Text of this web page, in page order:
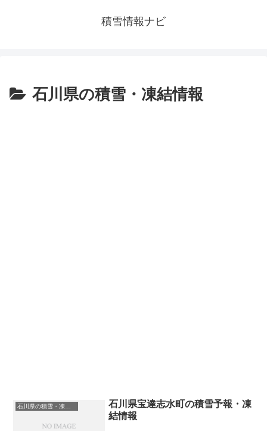
積雪情報ナビ
石川県の積雪・凍結情報
石川県宝達志水町の積雪予報・凍
結情報